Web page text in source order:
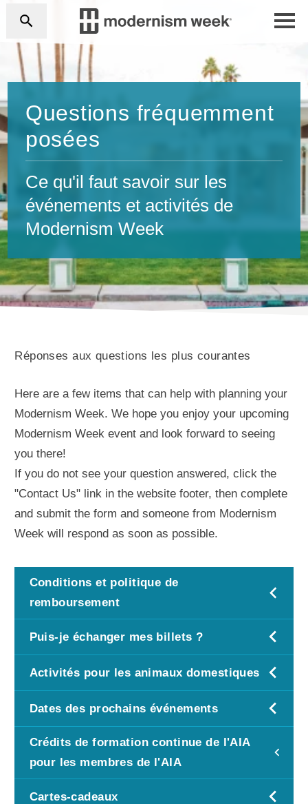
Questions fréquemment
posées
Ce qu'il faut savoir sur les
événements et activités de
Modernism Week
Réponses aux questions les plus courantes
Here are a few items that can help with planning your
Modernism Week. We hope you enjoy your upcoming
Modernism Week event and look forward to seeing
you there!
If you do not see your question answered, click the
"Contact Us" link in the website footer, then complete
and submit the form and someone from Modernism
Week will respond as soon as possible.
Conditions et politique de
remboursement
Puis-je échanger mes billets ?
Activités pour les animaux domestiques
Dates des prochains événements
Crédits de formation continue de l'AIA
pour les membres de l'AIA
Cartes-cadeaux